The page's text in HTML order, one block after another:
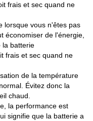
frais et sec quand ne
lorsque vous n'êtes pas
économiser de l'énergie,
la batterie
frais et sec quand ne
de la température
Évitez donc la
chaud.
la performance est
signifie que la batterie a